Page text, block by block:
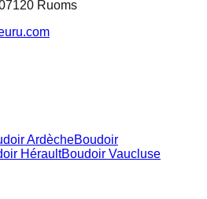
Ruoms
ArdècheBoudoir
HéraultBoudoir Vaucluse